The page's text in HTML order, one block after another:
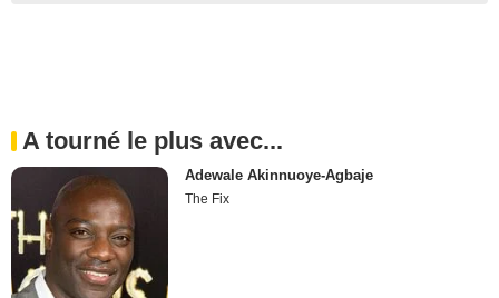
A tourné le plus avec...
Adewale Akinnuoye-Agbaje
The Fix